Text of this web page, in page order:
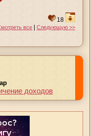
18
все | Следующую >>
доходов